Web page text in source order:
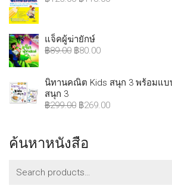
แจ็คผู้ฆ่ายักษ์
฿89.00 ฿80.00
นิทานคณิต Kids สนุก 3 พร้อมแ
สนุก 3
฿299.00 ฿269.00
ค้นหาหนังสือ